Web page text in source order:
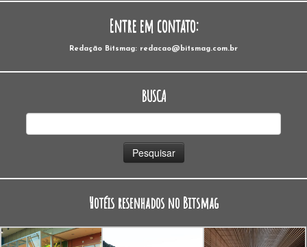
Entre em contato:
Redação Bitsmag: redacao@bitsmag.com.br
BUSCA
Hotéis resenhados no Bitsmag